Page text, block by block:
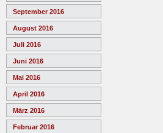
September 2016
August 2016
Juli 2016
Juni 2016
Mai 2016
April 2016
März 2016
Februar 2016